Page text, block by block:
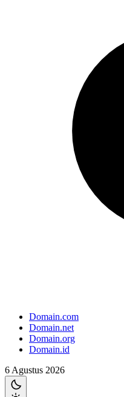
Domain.com
Domain.net
Domain.org
Domain.id
6 Agustus 2026